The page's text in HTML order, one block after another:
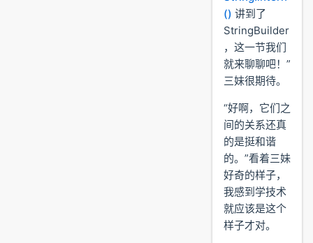
() 讲到了
StringBuilder
，这一节我们
就来聊聊吧！”
三妹很期待。
“好啊，它们之
间的关系还真
的是挺和谐
的。”看着三妹
好奇的样子，
我感到学技术
就应该是这个
样子才对。